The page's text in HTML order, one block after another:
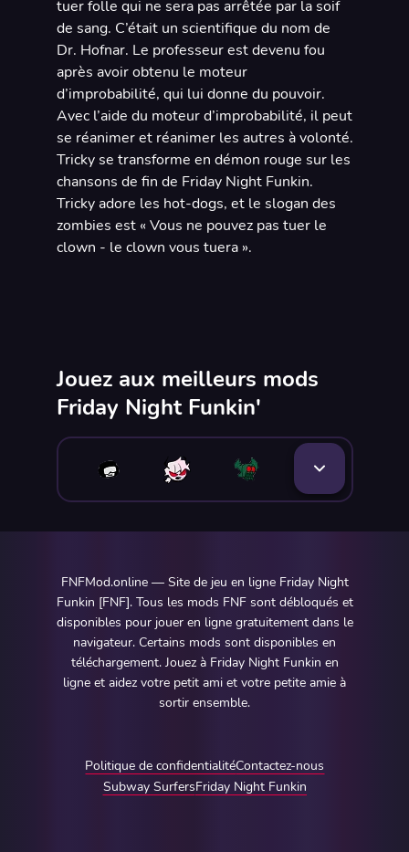
tuer folle qui ne sera pas arrêtée par la soif
de sang. C’était un scientifique du nom de
Dr. Hofnar. Le professeur est devenu fou
après avoir obtenu le moteur
d’improbabilité, qui lui donne du pouvoir.
Avec l’aide du moteur d’improbabilité, il peut
se réanimer et réanimer les autres à volonté.
Tricky se transforme en démon rouge sur les
chansons de fin de Friday Night Funkin.
Tricky adore les hot-dogs, et le slogan des
zombies est « Vous ne pouvez pas tuer le
clown - le clown vous tuera ».
Jouez aux meilleurs mods
Friday Night Funkin'
FNFMod.online — Site de jeu en ligne Friday Night
Funkin [FNF]. Tous les mods FNF sont débloqués et
disponibles pour jouer en ligne gratuitement dans le
navigateur. Certains mods sont disponibles en
téléchargement. Jouez à Friday Night Funkin en
ligne et aidez votre petit ami et votre petite amie à
sortir ensemble.
Politique de confidentialitéContactez-nous
Subway SurfersFriday Night Funkin